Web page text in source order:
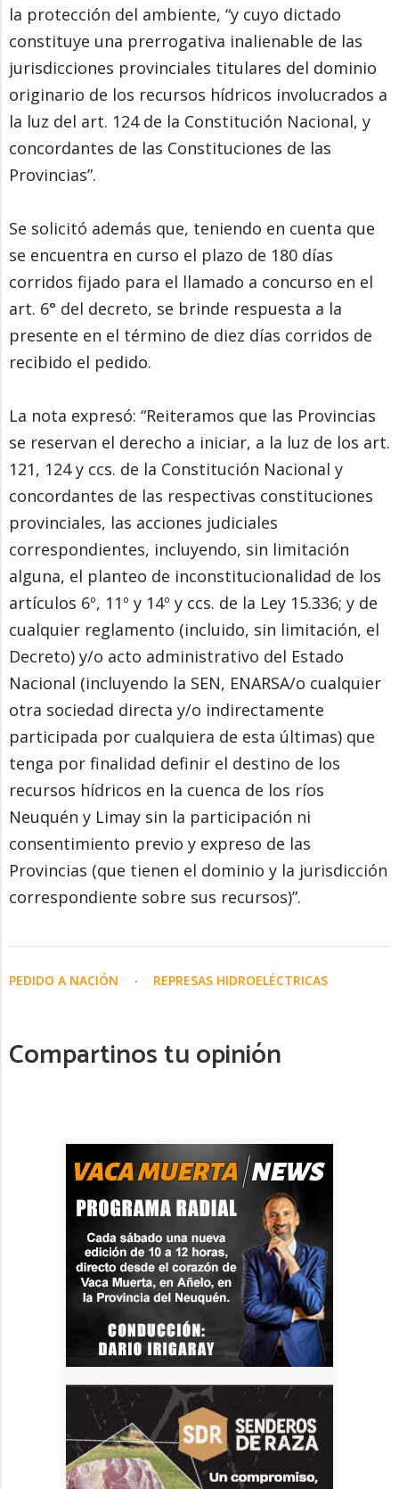
la protección del ambiente, “y cuyo dictado
constituye una prerrogativa inalienable de las
jurisdicciones provinciales titulares del dominio
originario de los recursos hídricos involucrados a
la luz del art. 124 de la Constitución Nacional, y
concordantes de las Constituciones de las
Provincias”.
Se solicitó además que, teniendo en cuenta que
se encuentra en curso el plazo de 180 días
corridos fijado para el llamado a concurso en el
art. 6° del decreto, se brinde respuesta a la
presente en el término de diez días corridos de
recibido el pedido.
La nota expresó: “Reiteramos que las Provincias
se reservan el derecho a iniciar, a la luz de los art.
121, 124 y ccs. de la Constitución Nacional y
concordantes de las respectivas constituciones
provinciales, las acciones judiciales
correspondientes, incluyendo, sin limitación
alguna, el planteo de inconstitucionalidad de los
artículos 6º, 11º y 14º y ccs. de la Ley 15.336; y de
cualquier reglamento (incluido, sin limitación, el
Decreto) y/o acto administrativo del Estado
Nacional (incluyendo la SEN, ENARSA/o cualquier
otra sociedad directa y/o indirectamente
participada por cualquiera de esta últimas) que
tenga por finalidad definir el destino de los
recursos hídricos en la cuenca de los ríos
Neuquén y Limay sin la participación ni
consentimiento previo y expreso de las
Provincias (que tienen el dominio y la jurisdicción
correspondiente sobre sus recursos)”.
PEDIDO A NACIÓN REPRESAS HIDROELÉCTRICAS
Compartinos tu opinión